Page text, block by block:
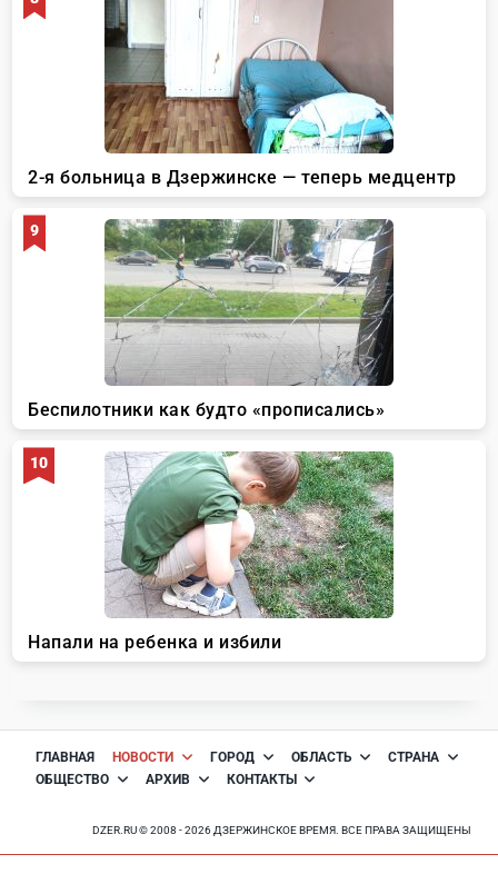
ГЛАВНАЯ НОВОСТИ ГОРОД ОБЛАСТЬ
СТРАНА
ОБЩЕСТВО
АРХИВ КОНТАКТЫ
DZER.RU © 2008 - 2026 ДЗЕРЖИНСКОЕ ВРЕМЯ. ВСЕ ПРАВА ЗАЩИЩЕНЫ